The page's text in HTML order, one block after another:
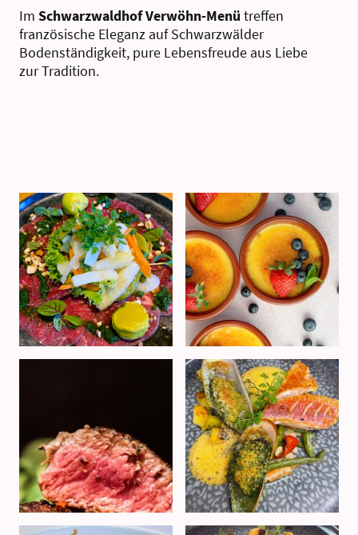
Im SchwarzwaldhofVerwöhn-Menü treffen
französische Eleganz auf Schwarzwälder
Bodenständigkeit, pure Lebensfreude aus Liebe
zur Tradition.